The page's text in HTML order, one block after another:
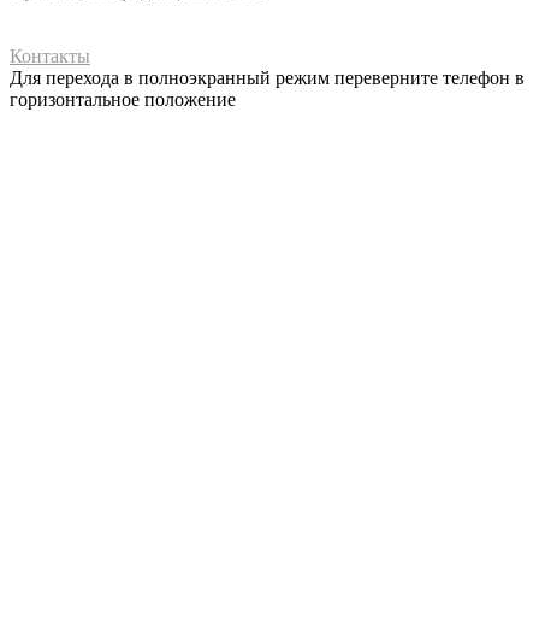
Контакты
Для перехода в полноэкранный режим переверните телефон в
горизонтальное положение